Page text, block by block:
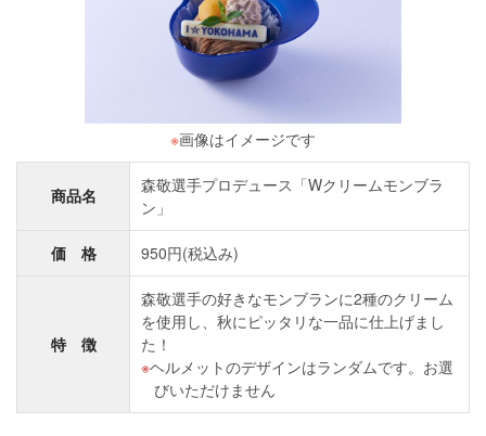
※画像はイメージです
商品名
森敬選手プロデュース「Wクリームモンブラ
ン」
価 格 950円(税込み)
特 徴
森敬選手の好きなモンブランに2種のクリーム
を使用し、秋にピッタリな一品に仕上げまし
た！
ヘルメットのデザインはランダムです。お選
びいただけません